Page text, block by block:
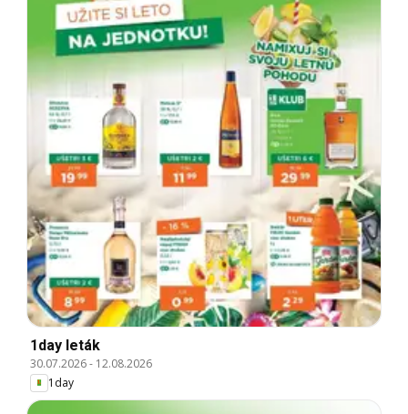
1day leták
30.07.2026- 12.08.2026
1day